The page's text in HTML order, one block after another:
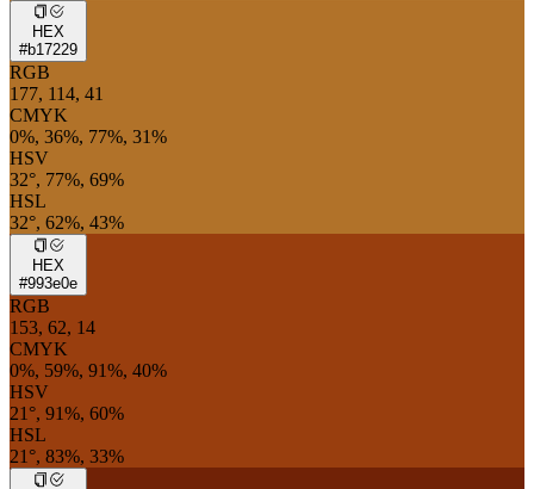
HEX
#b17229
RGB
177, 114, 41
CMYK
0%, 36%, 77%, 31%
HSV
32°, 77%, 69%
HSL
32°, 62%, 43%
HEX
#993e0e
RGB
153, 62, 14
CMYK
0%, 59%, 91%, 40%
HSV
21°, 91%, 60%
HSL
21°, 83%, 33%